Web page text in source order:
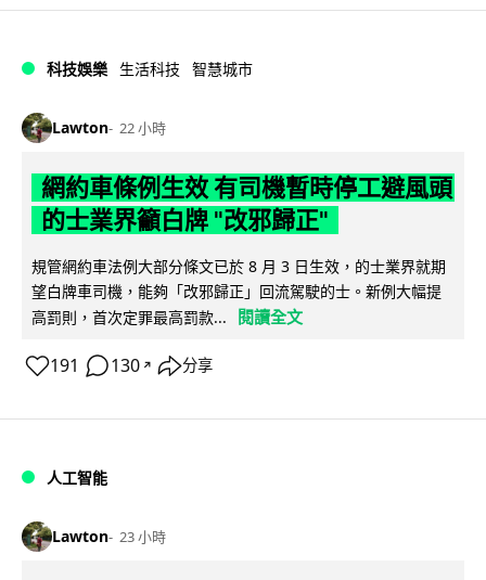
科技娛樂 生活科技 智慧城市
Lawton 22 小時
網約車條例生效 有司機暫時停工避風頭
的士業界籲白牌 "改邪歸正"
規管網約車法例大部分條文已於 8 月 3 日生效，的士業界就期
望白牌車司機，能夠「改邪歸正」回流駕駛的士。新例大幅提
高罰則，首次定罪最高罰款...
閱讀全文
191 130 ↗ 分享
人工智能
Lawton 23 小時